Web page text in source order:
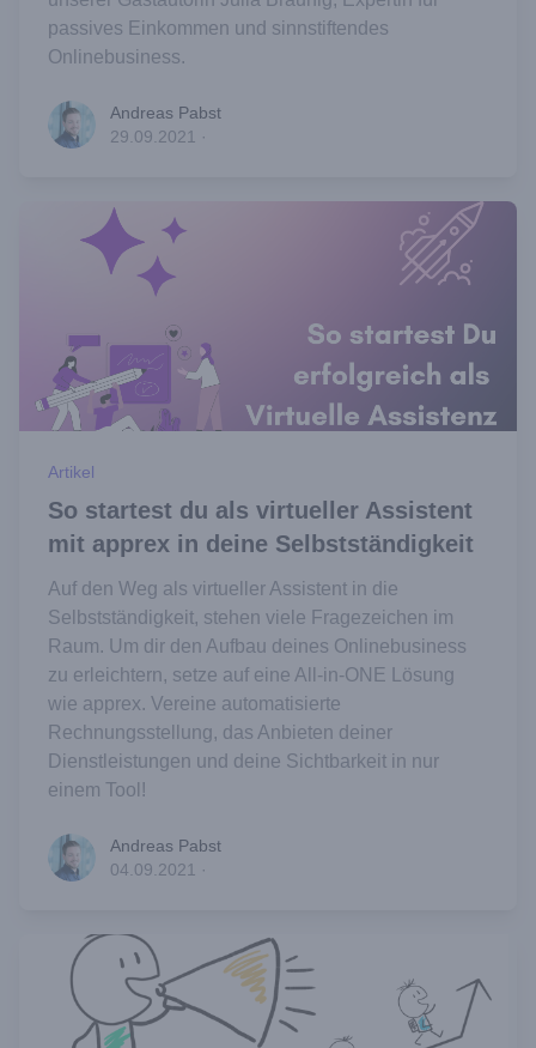
passives Einkommen und sinnstiftendes
Onlinebusiness.
Andreas Pabst
Andreas Pabst
29.09.2021 ·
Artikel
So startest du als virtueller Assistent
mit apprex in deine Selbstständigkeit
Auf den Weg als virtueller Assistent in die
Selbstständigkeit, stehen viele Fragezeichen im
Raum. Um dir den Aufbau deines Onlinebusiness
zu erleichtern, setze auf eine All-in-ONE Lösung
wie apprex. Vereine automatisierte
Rechnungsstellung, das Anbieten deiner
Dienstleistungen und deine Sichtbarkeit in nur
einem Tool!
Andreas Pabst
Andreas Pabst
04.09.2021 ·